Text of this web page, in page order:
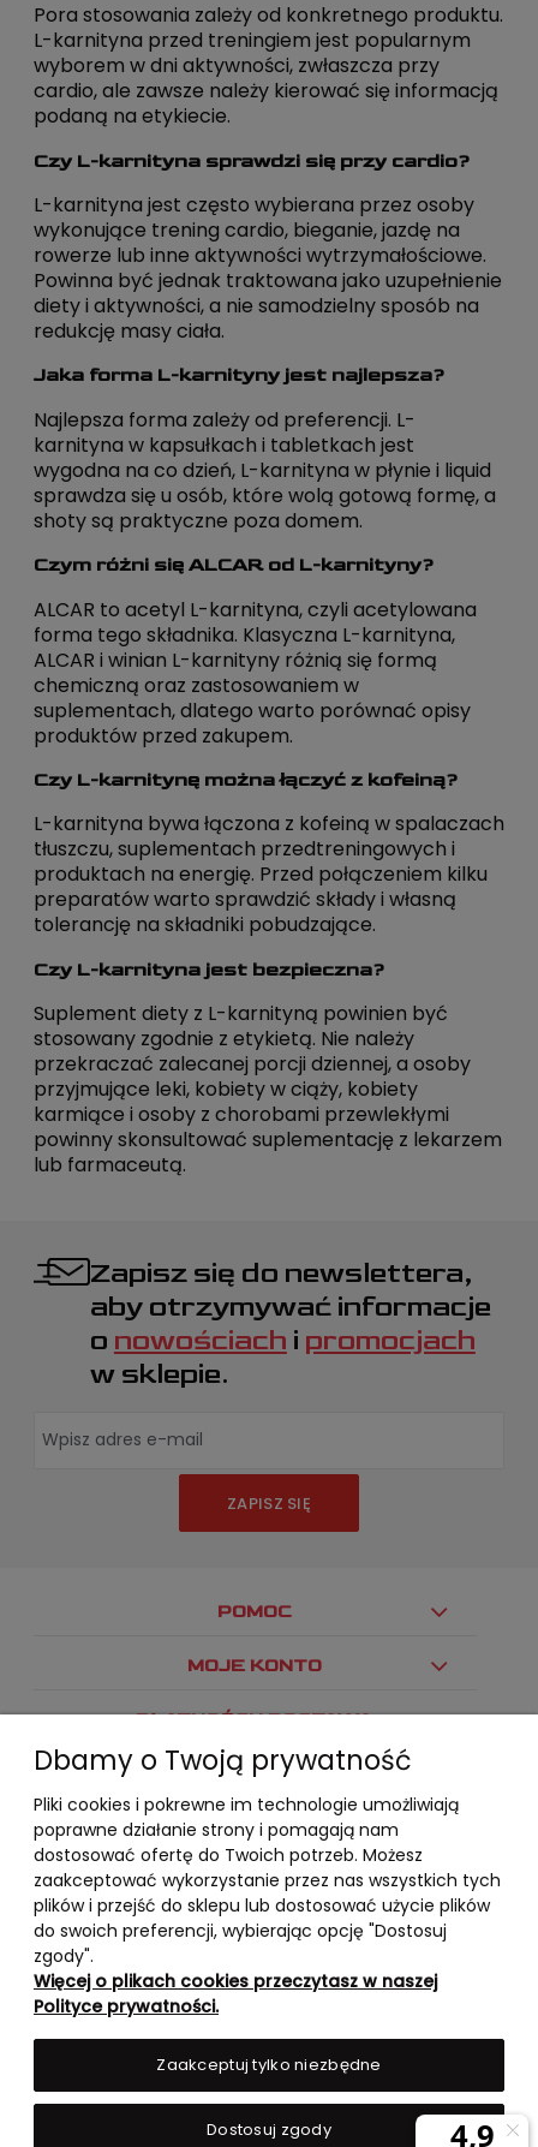
Pora stosowania zależy od konkretnego produktu.
L-karnityna przed treningiem jest popularnym
wyborem w dni aktywności, zwłaszcza przy
cardio, ale zawsze należy kierować się informacją
podaną na etykiecie.
Czy L-karnityna sprawdzi się przy cardio?
L-karnityna jest często wybierana przez osoby
wykonujące trening cardio, bieganie, jazdę na
rowerze lub inne aktywności wytrzymałościowe.
Powinna być jednak traktowana jako uzupełnienie
diety i aktywności, a nie samodzielny sposób na
redukcję masy ciała.
Jaka forma L-karnityny jest najlepsza?
Najlepsza forma zależy od preferencji. L-
karnityna w kapsułkach i tabletkach jest
wygodna na co dzień, L-karnityna w płynie i liquid
sprawdza się u osób, które wolą gotową formę, a
shoty są praktyczne poza domem.
Czym różni się ALCAR od L-karnityny?
ALCAR to acetyl L-karnityna, czyli acetylowana
forma tego składnika. Klasyczna L-karnityna,
ALCAR i winian L-karnityny różnią się formą
chemiczną oraz zastosowaniem w
suplementach, dlatego warto porównać opisy
produktów przed zakupem.
Czy L-karnitynę można łączyć z kofeiną?
L-karnityna bywa łączona z kofeiną w spalaczach
tłuszczu, suplementach przedtreningowych i
produktach na energię. Przed połączeniem kilku
preparatów warto sprawdzić składy i własną
tolerancję na składniki pobudzające.
Czy L-karnityna jest bezpieczna?
Suplement diety z L-karnityną powinien być
stosowany zgodnie z etykietą. Nie należy
przekraczać zalecanej porcji dziennej, a osoby
przyjmujące leki, kobiety w ciąży, kobiety
karmiące i osoby z chorobami przewlekłymi
powinny skonsultować suplementację z lekarzem
lub farmaceutą.
Zapisz się do newslettera,
aby otrzymywać informacje
o nowościach i promocjach
w sklepie.
ZAPISZ SIĘ
POMOC
MOJE KONTO
PŁATNOŚCI I DOSTAWA
INFORMACJE
O NAS
Dbamy o Twoją prywatność
Pliki cookies i pokrewne im technologie umożliwiają
poprawne działanie strony i pomagają nam
dostosować ofertę do Twoich potrzeb. Możesz
zaakceptować wykorzystanie przez nas wszystkich tych
plików i przejść do sklepu lub dostosować użycie plików
do swoich preferencji, wybierając opcję "Dostosuj
zgody".
Więcej o plikach cookies przeczytasz w naszej
Polityce prywatności.
Zaakceptuj tylko niezbędne
Dostosuj zgody